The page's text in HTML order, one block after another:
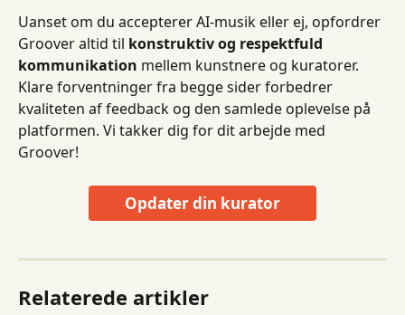
Uanset om du accepterer AI-musik eller ej, opfordrer
Groover altid til konstruktiv og respektfuld
kommunikation mellem kunstnere og kuratorer.
Klare forventninger fra begge sider forbedrer
kvaliteten af ​​feedback og den samlede oplevelse på
platformen. Vi takker dig for dit arbejde med
Groover!
Opdater din kurator
Relaterede artikler